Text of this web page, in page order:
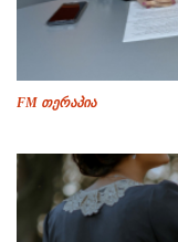
FM თერაპია